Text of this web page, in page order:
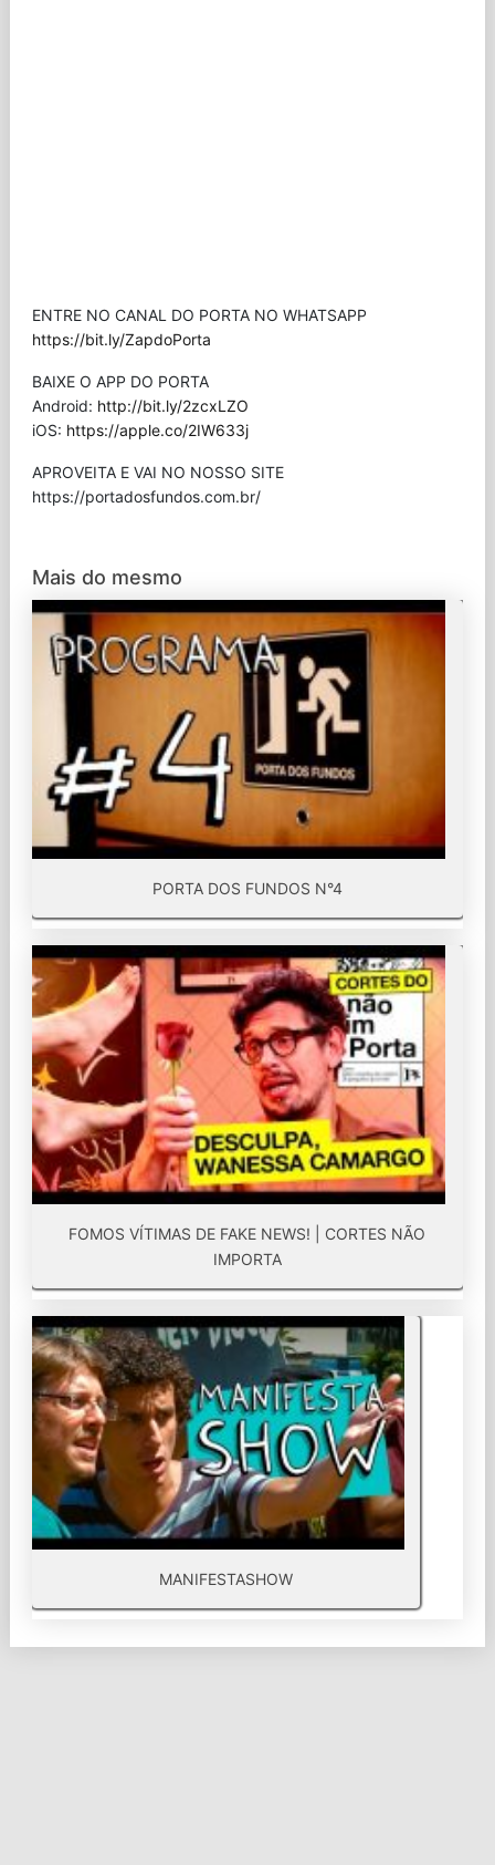
ENTRE NO CANAL DO PORTA NO WHATSAPP
https://bit.ly/ZapdoPorta
BAIXE O APP DO PORTA
Android: http://bit.ly/2zcxLZO
iOS: https://apple.co/2IW633j
APROVEITA E VAI NO NOSSO SITE
⁠https://portadosfundos.com.br/
Mais do mesmo
PORTA DOS FUNDOS N°4
FOMOS VÍTIMAS DE FAKE NEWS! | CORTES NÃO
IMPORTA
MANIFESTASHOW